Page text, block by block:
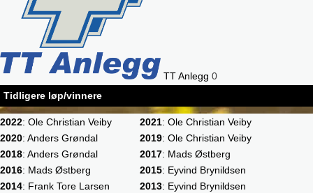
TT Anlegg 0
Tidligere løp/vinnere
2022: Ole Christian Veiby 2021: Ole Christian Veiby
2020: Anders Grøndal 2019: Ole Christian Veiby
2018: Anders Grøndal 2017: Mads Østberg
2016: Mads Østberg 2015: Eyvind Brynildsen
2014: Frank Tore Larsen 2013: Eyvind Brynildsen